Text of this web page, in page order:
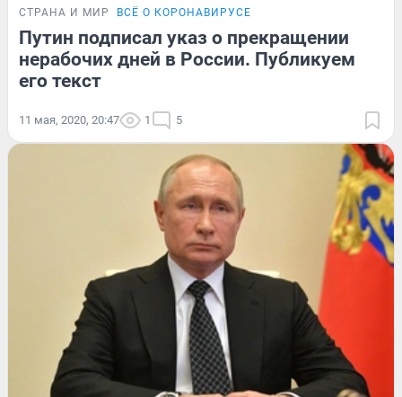
СТРАНА И МИР ВСЁ О КОРОНАВИРУСЕ
Путин подписал указ о прекращении
нерабочих дней в России. Публикуем
его текст
11 мая, 2020, 20:47 1 5